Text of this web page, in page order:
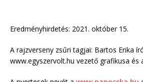
Eredményhirdetés: 2021. október 15.
A rajzverseny zsűri tagjai: Bartos Erika
www.egyszervolt.hu vezető grafikusa és